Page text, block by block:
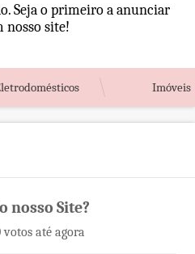
Seja o primeiro a anunciar
nosso site!
Imóveis
nosso Site?
votos até agora